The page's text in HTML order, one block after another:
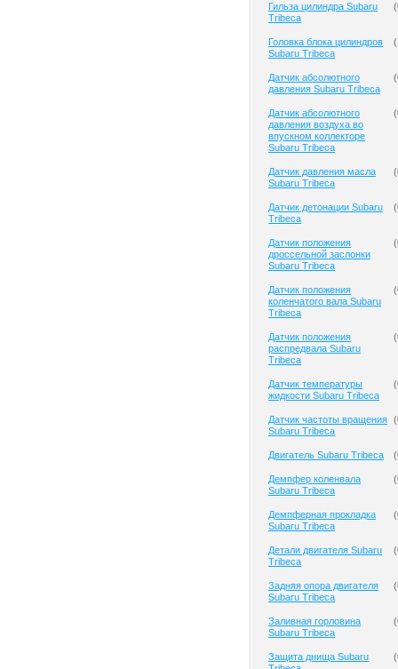
Гильза цилиндра Subaru
Tribeca
(
Головка блока цилиндров
Subaru Tribeca
(
Датчик абсолютного
давления Subaru Tribeca
(
Датчик абсолютного
давления воздуха во
впускном коллекторе
Subaru Tribeca
(
Датчик давления масла
Subaru Tribeca
(
Датчик детонации Subaru
Tribeca
(
Датчик положения
дроссельной заслонки
Subaru Tribeca
(
Датчик положения
коленчатого вала Subaru
Tribeca
(
Датчик положения
распредвала Subaru
Tribeca
(
Датчик температуры
жидкости Subaru Tribeca
(
Датчик частоты вращения
Subaru Tribeca
(
Двигатель Subaru Tribeca (
Демпфер коленвала
Subaru Tribeca
(
Демпферная прокладка
Subaru Tribeca
(
Детали двигателя Subaru
Tribeca
(
Задняя опора двигателя
Subaru Tribeca
(
Заливная горловина
Subaru Tribeca
(
Защита днища Subaru
(